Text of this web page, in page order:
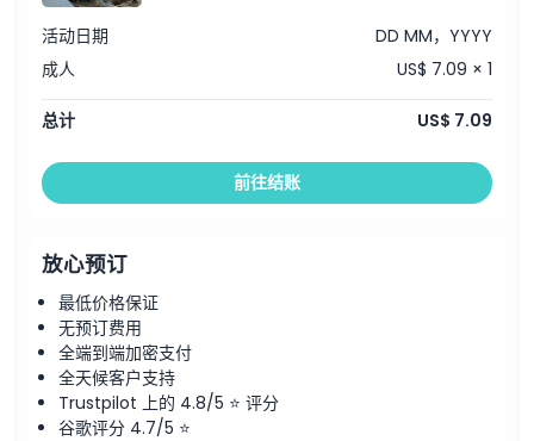
活动日期
DD MM，YYYY
成人
US$ 7.09 × 1
总计 US$ 7.09
前往结账
放心预订
最低价格保证
无预订费用
全端到端加密支付
全天候客户支持
Trustpilot 上的 4.8/5 ⭐ 评分
谷歌评分 4.7/5 ⭐